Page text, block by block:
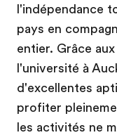
l'indépendance
pays en
entier. Grâce
l'université à
d'excellentes
profiter
les activités ne